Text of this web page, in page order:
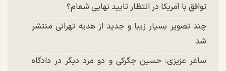
توافق با آمریکا در انتظار تایید نهایی شعام؟
چند تصویر بسیار زیبا و جدید از هدیه تهرانی منتشر
شد
ساغر عزیزی: حسین جگرکی و دو مرد دیگر در دادگاه